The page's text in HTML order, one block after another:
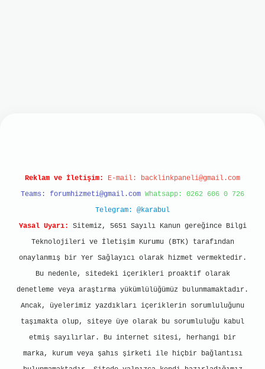
Reklam ve İletişim: E-mail: backlinkpaneli@gmail.com
Teams: forumhizmeti@gmail.com Whatsapp: 0262 606 0 726
Telegram: @karabul
Yasal Uyarı:
Sitemiz, 5651 Sayılı Kanun gereğince Bilgi
Teknolojileri ve İletişim Kurumu (BTK) tarafından
onaylanmış bir Yer Sağlayıcı olarak hizmet vermektedir.
Bu nedenle, sitedeki içerikleri proaktif olarak
denetleme veya araştırma yükümlülüğümüz bulunmamaktadır.
Ancak, üyelerimiz yazdıkları içeriklerin sorumluluğunu
taşımakta olup, siteye üye olarak bu sorumluluğu kabul
etmiş sayılırlar. Bu internet sitesi, herhangi bir
marka, kurum veya şahıs şirketi ile hiçbir bağlantısı